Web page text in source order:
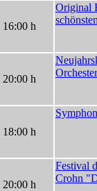
16:00 h
Original
20:00 h
Orchester
18:00 h
20:00 h
Festival
Crohn